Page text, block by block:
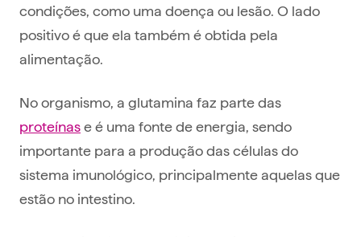
condições, como uma doença ou lesão. O lado
positivo é que ela também é obtida pela
alimentação.
No organismo, a glutamina faz parte das
proteínase é uma fonte de energia, sendo
importante para a produção das células do
sistema imunológico, principalmente aquelas que
estão no intestino.